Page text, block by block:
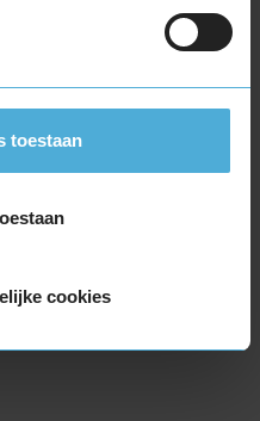
toestaan
cookies